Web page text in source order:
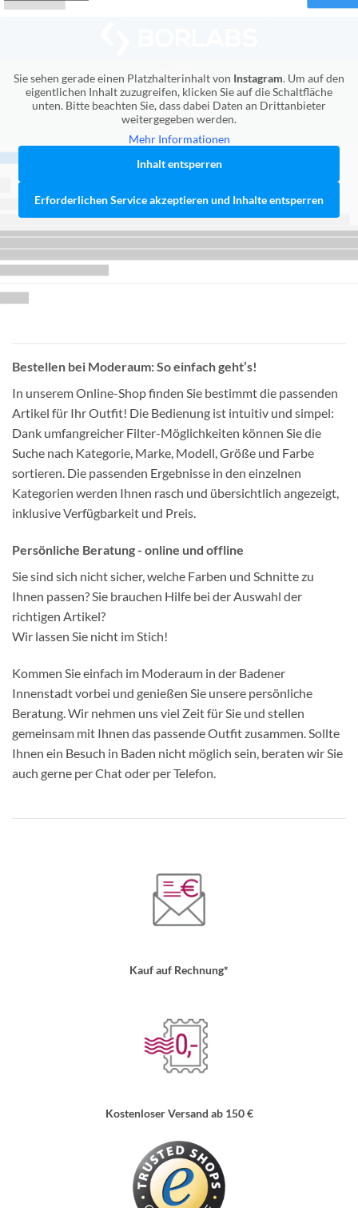
Sie sehen gerade einen Platzhalterinhalt von Instagram. Um auf den
eigentlichen Inhalt zuzugreifen, klicken Sie auf die Schaltfläche
unten. Bitte beachten Sie, dass dabei Daten an Drittanbieter
weitergegeben werden.
Mehr Informationen
Inhalt entsperren
Erforderlichen Service akzeptieren und Inhalte entsperren
Bestellen bei Moderaum: So einfach geht’s!
In unserem Online-Shop finden Sie bestimmt die passenden
Artikel für Ihr Outfit! Die Bedienung ist intuitiv und simpel:
Dank umfangreicher Filter-Möglichkeiten können Sie die
Suche nach Kategorie, Marke, Modell, Größe und Farbe
sortieren. Die passenden Ergebnisse in den einzelnen
Kategorien werden Ihnen rasch und übersichtlich angezeigt,
inklusive Verfügbarkeit und Preis.
Persönliche Beratung - online und offline
Sie sind sich nicht sicher, welche Farben und Schnitte zu
Ihnen passen? Sie brauchen Hilfe bei der Auswahl der
richtigen Artikel?
Wir lassen Sie nicht im Stich!
Kommen Sie einfach im Moderaum in der Badener
Innenstadt vorbei und genießen Sie unsere persönliche
Beratung. Wir nehmen uns viel Zeit für Sie und stellen
gemeinsam mit Ihnen das passende Outfit zusammen. Sollte
Ihnen ein Besuch in Baden nicht möglich sein, beraten wir Sie
auch gerne per Chat oder per Telefon.
Kauf auf Rechnung*
Kostenloser Versand ab 150 €